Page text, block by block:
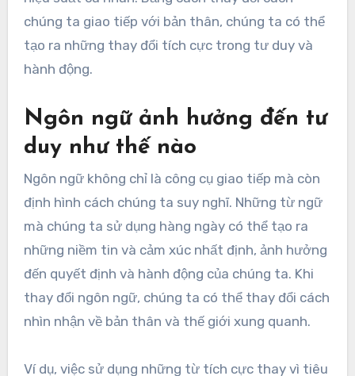
chúng ta giao tiếp với bản thân, chúng ta có thể
tạo ra những thay đổi tích cực trong tư duy và
hành động.
Ngôn ngữ ảnh hưởng đến tư
duy như thế nào
Ngôn ngữ không chỉ là công cụ giao tiếp mà còn
định hình cách chúng ta suy nghĩ. Những từ ngữ
mà chúng ta sử dụng hàng ngày có thể tạo ra
những niềm tin và cảm xúc nhất định, ảnh hưởng
đến quyết định và hành động của chúng ta. Khi
thay đổi ngôn ngữ, chúng ta có thể thay đổi cách
nhìn nhận về bản thân và thế giới xung quanh.
Ví dụ, việc sử dụng những từ tích cực thay vì tiêu